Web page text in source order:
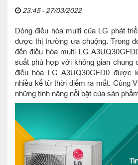
23:45 - 27/03/2022
Dòng điều hòa multi của LG phát
được thị trường ưa chuộng. Trong
đến điều hòa multi LG
suất phù hợp với không gian chung
điều hòa LG A3UQ30GFD0 được
nhiều kể từ thời điểm ra mắt. Cùng
những tính năng nổi bật của sản